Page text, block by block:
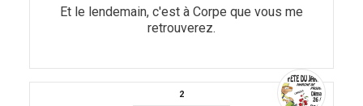
Et le lendemain, c'est à Corpe que vous me
retrouverez.